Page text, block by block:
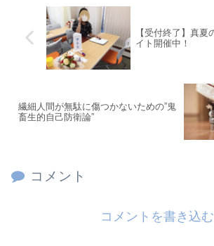
【受付終了】真夏
イト開催中！
繊細人間が無駄に傷つかないための”鬼
畜生的自己防衛論”
コメント
コメントを書き込む